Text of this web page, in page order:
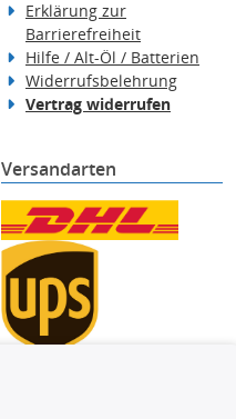
Erklärung zur
Barrierefreiheit
Hilfe / Alt-Öl / Batterien
Widerrufsbelehrung
Vertrag widerrufen
Versandarten